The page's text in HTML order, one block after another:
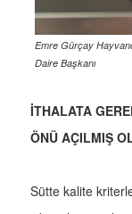
Emre Gürçay
Daire Başkanı
İTHALATA
ÖNÜ AÇILMIŞ
Sütte kalite